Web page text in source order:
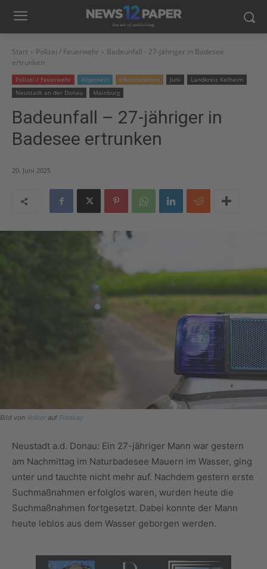
Start Polizei / Feuerwehr
Badeunfall - 27-jähriger in Badesee
ertrunken
Polizei / Feuerwehr Allgemein Informationen Juni
Landkreis Kelheim
Neustadt an der Donau
Mainburg
Badeunfall – 27-jähriger in
Badesee ertrunken
20. Juni 2025
Bild von Volker auf Pixabay
Neustadt a.d. Donau: Ein 27-jähriger Mann war gestern
am Nachmittag im Naturbadesee Mauern im Wasser, ging
unter und tauchte nicht mehr auf. Nachdem gestern erste
Suchmaßnahmen erfolglos waren, wurden heute die
Suchmaßnahmen fortgesetzt. Dabei konnte der Mann
heute leblos aus dem Wasser geborgen werden.